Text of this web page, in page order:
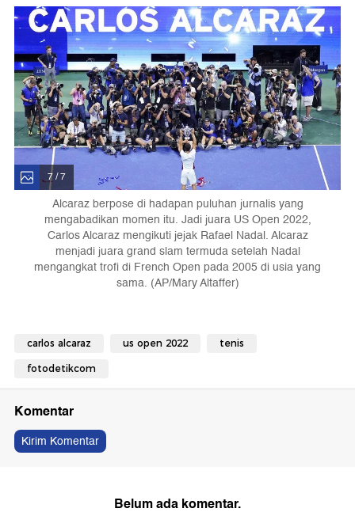
7 / 7
Alcaraz berpose di hadapan puluhan jurnalis yang
mengabadikan momen itu. Jadi juara US Open 2022,
Carlos Alcaraz mengikuti jejak Rafael Nadal. Alcaraz
menjadi juara grand slam termuda setelah Nadal
mengangkat trofi di French Open pada 2005 di usia yang
sama. (AP/Mary Altaffer)
carlos alcaraz us open 2022 tenis
fotodetikcom
Komentar
Kirim Komentar
Belum ada komentar.